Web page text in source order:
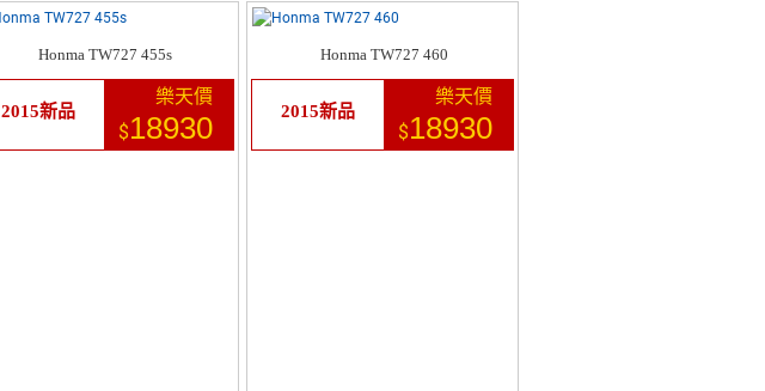
Honma TW727 455s
2015新品
樂天價
$18930
Honma TW727 460
2015新品
樂天價
$18930